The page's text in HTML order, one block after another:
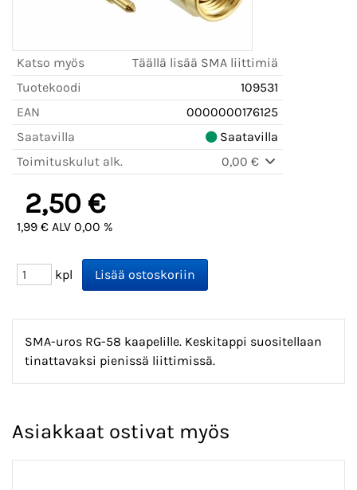
Katso myös
Täällä lisää SMA liittimiä
Tuotekoodi
109531
EAN
0000000176125
Saatavilla
Saatavilla
Toimituskulut alk.
0,00 €
2,50 €
1,99 € ALV 0,00 %
kpl
SMA-uros RG-58 kaapelille. Keskitappi suositellaan
tinattavaksi pienissä liittimissä.
Asiakkaat ostivat myös